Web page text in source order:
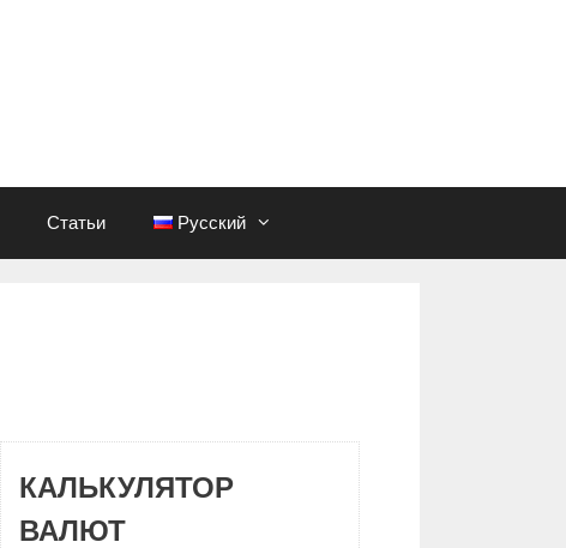
Статьи Русский
КАЛЬКУЛЯТОР
ВАЛЮТ